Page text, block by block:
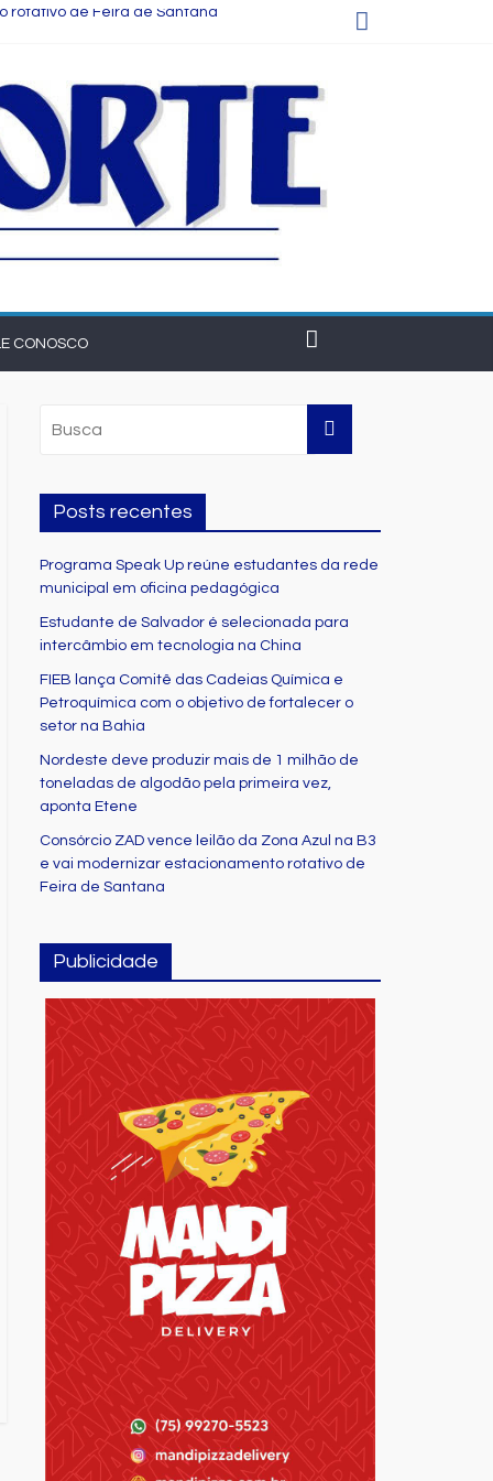
rotativo de Feira de Santana
o setor na Bahia
aponta Etene
CONOSCO
Posts recentes
Programa Speak Up reúne estudantes da rede
municipal em oficina pedagógica
Estudante de Salvador é selecionada para
intercâmbio em tecnologia na China
FIEB lança Comitê das Cadeias Química e
Petroquímica com o objetivo de fortalecer o
setor na Bahia
Nordeste deve produzir mais de 1 milhão de
toneladas de algodão pela primeira vez,
aponta Etene
Consórcio ZAD vence leilão da Zona Azul na B3
e vai modernizar estacionamento rotativo de
Feira de Santana
Publicidade